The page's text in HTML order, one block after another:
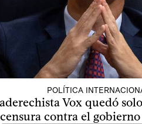
POLÍTICA
Vox quedó
censura contra el gobierno